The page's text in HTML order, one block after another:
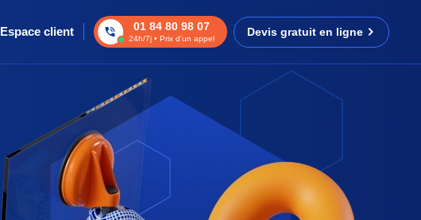
Espace client 01 84 80 98 07
24h/7j • Prix d’un appel
Devis gratuit en ligne